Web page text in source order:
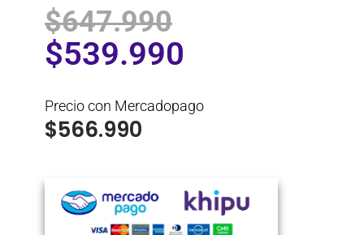
$647.990
$539.990
Precio con Mercadopago
$566.990